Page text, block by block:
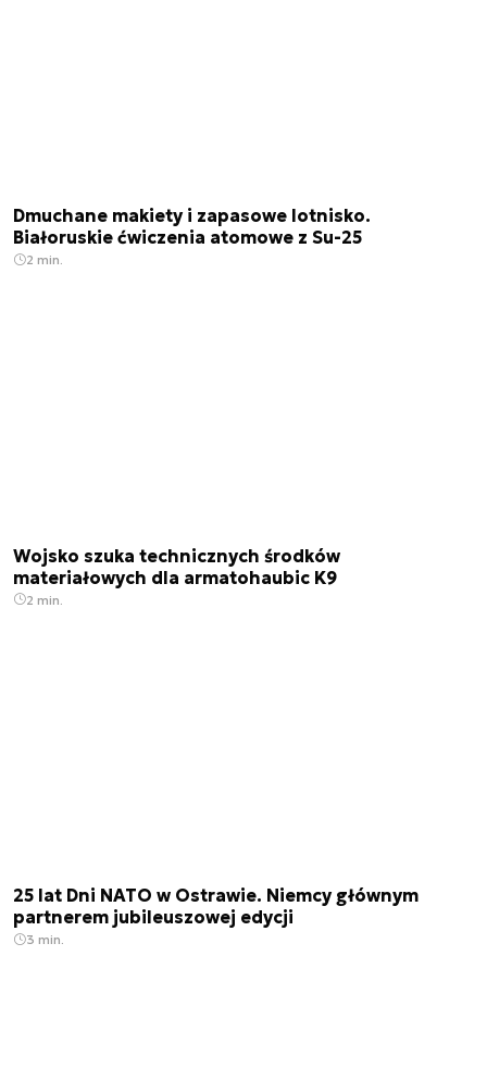
Dmuchane makiety i zapasowe lotnisko.
Białoruskie ćwiczenia atomowe z Su-25
2 min.
Wojsko szuka technicznych środków
materiałowych dla armatohaubic K9
2 min.
25 lat Dni NATO w Ostrawie. Niemcy głównym
partnerem jubileuszowej edycji
3 min.